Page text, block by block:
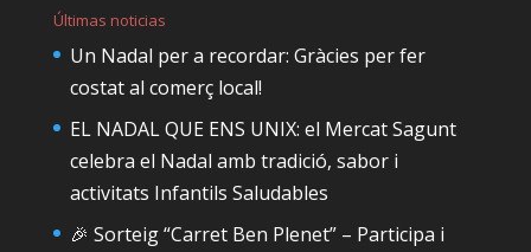
Últimas noticias
Un Nadal per a recordar: Gràcies per fer
costat al comerç local!
EL NADAL QUE ENS UNIX: el Mercat Sagunt
celebra el Nadal amb tradició, sabor i
activitats Infantils Saludables
🎉 Sorteig “Carret Ben Plenet” – Participa i